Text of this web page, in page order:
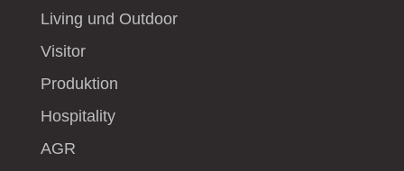
Living und Outdoor
Visitor
Produktion
Hospitality
AGR